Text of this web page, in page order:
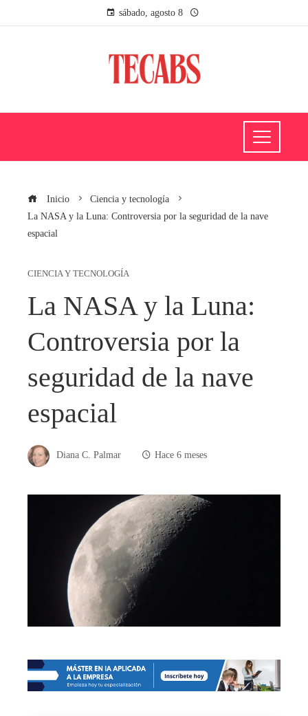
sábado, agosto 8
Inicio
Ciencia y tecnología
La NASA y la Luna: Controversia por la seguridad de la nave
espacial
CIENCIA Y TECNOLOGÍA
La NASA y la Luna:
Controversia por la
seguridad de la nave
espacial
Diana C. Palmar Hace 6 meses